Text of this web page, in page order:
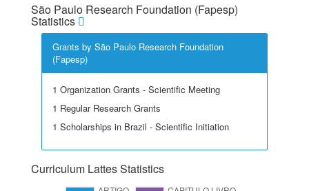
São Paulo Research Foundation (Fapesp)
Statistics
Grants by São Paulo Research Foundation
(Fapesp)
1 Organization Grants - Scientific Meeting
1 Regular Research Grants
1 Scholarships in Brazil - Scientific Initiation
Curriculum Lattes Statistics